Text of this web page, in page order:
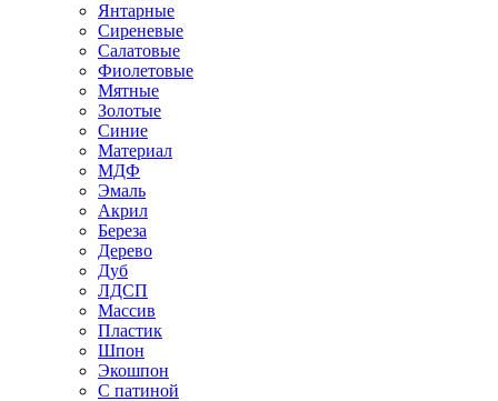
Янтарные
Сиреневые
Салатовые
Фиолетовые
Мятные
Золотые
Синие
Материал
МДФ
Эмаль
Акрил
Береза
Дерево
Дуб
ЛДСП
Массив
Пластик
Шпон
Экошпон
С патиной